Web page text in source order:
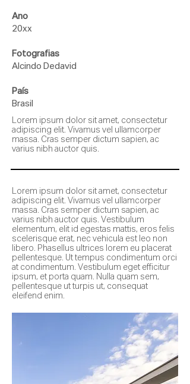
Ano
20xx
Fotografias
Alcindo Dedavid
País
Brasil
Lorem ipsum dolor sit amet, consectetur
adipiscing elit. Vivamus vel ullamcorper
massa. Cras semper dictum sapien, ac
varius nibh auctor quis.
Lorem ipsum dolor sit amet, consectetur
adipiscing elit. Vivamus vel ullamcorper
massa. Cras semper dictum sapien, ac
varius nibh auctor quis. Vestibulum
elementum, elit id egestas mattis, eros felis
scelerisque erat, nec vehicula est leo non
libero. Phasellus ultrices lorem eu placerat
pellentesque. Ut tempus condimentum orci
at condimentum. Vestibulum eget efficitur
ipsum, et porta quam. Nulla quam sem,
pellentesque ut turpis ut, consequat
eleifend enim.